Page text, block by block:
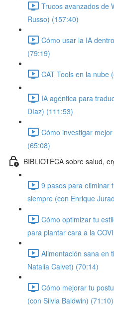
Trucos avanzados de
Russo) (157:40)
Cómo usar la IA
(79:19)
CAT Tools en la nube
IA agéntica para
Díaz) (111:53)
Cómo investigar
(65:08)
BIBLIOTECA sobre salud,
9 pasos para eliminar
siempre (con Enrique
Cómo optimizar tu
para plantar cara a la
Alimentación sana en
Natalia Calvet) (70:14)
Cómo mejorar tu
(con Silvia Baldwin) (71:10)